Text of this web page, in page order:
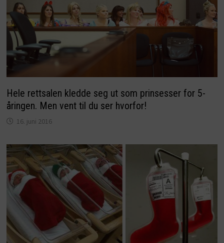
Hele rettsalen kledde seg ut som prinsesser for 5-
åringen. Men vent til du ser hvorfor!
16. juni 2016